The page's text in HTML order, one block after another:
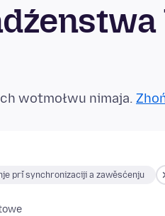
wotmołwu nimaja.
při synchronizaciji a zawěsćenju